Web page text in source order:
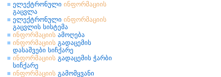
ელექტრონული ინფორმაციის
გაცვლა
ელექტრონული ინფორმაციის
გაცვლის სისტემა
ინფორმაციის ამოღება
ინფორმაციის გადაცემის
დასაშვები სიჩქარე
ინფორმაციის გადაცემის ჭარბი
სიჩქარე
ინფორმაციის გამომყვანი